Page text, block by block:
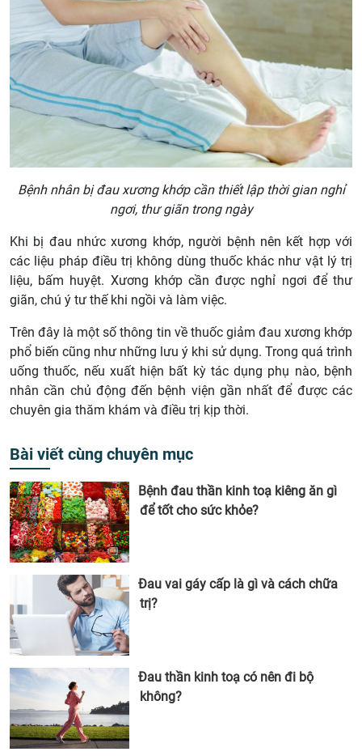
Bệnh nhân bị đau xương khớp cần thiết lập thời gian nghỉ
ngơi, thư giãn trong ngày
Khi bị đau nhức xương khớp, người bệnh nên kết hợp với
các liệu pháp điều trị không dùng thuốc khác như vật lý trị
liệu, bấm huyệt. Xương khớp cần được nghỉ ngơi để thư
giãn, chú ý tư thế khi ngồi và làm việc.
Trên đây là một số thông tin về thuốc giảm đau xương khớp
phổ biến cũng như những lưu ý khi sử dụng. Trong quá trình
uống thuốc, nếu xuất hiện bất kỳ tác dụng phụ nào, bệnh
nhân cần chủ động đến bệnh viện gần nhất để được các
chuyên gia thăm khám và điều trị kịp thời.
Bài viết cùng chuyên mục
Bệnh đau thần kinh toạ kiêng ăn gì
để tốt cho sức khỏe?
Đau vai gáy cấp là gì và cách chữa
trị?
Đau thần kinh toạ có nên đi bộ
không?